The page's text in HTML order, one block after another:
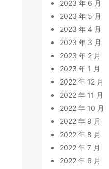
2023 年 6 月
2023 年 5 月
2023 年 4 月
2023 年 3 月
2023 年 2 月
2023 年 1 月
2022 年 12 月
2022 年 11 月
2022 年 10 月
2022 年 9 月
2022 年 8 月
2022 年 7 月
2022 年 6 月